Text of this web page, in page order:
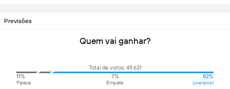
Previsões
Quem vai ganhar?
Total de votos: 49,631
11%
Palace
7%
Empate
82%
Liverpool